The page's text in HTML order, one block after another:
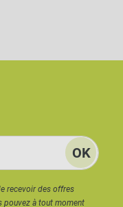
FIL DU
recevoir des offres
pouvez à tout moment